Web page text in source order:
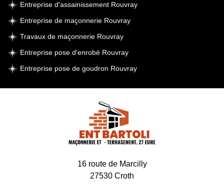
Entreprise d'assainissement Rouvray
Entreprise de maçonnerie Rouvray
Travaux de maçonnerie Rouvray
Entreprise pose d'enrobé Rouvray
Entreprise pose de goudron Rouvray
16 route de Marcilly
27530 Croth